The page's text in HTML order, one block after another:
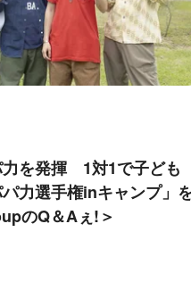
を発揮 1対1で子ども
力選手権inキャンプ」
のQ＆Aぇ!＞